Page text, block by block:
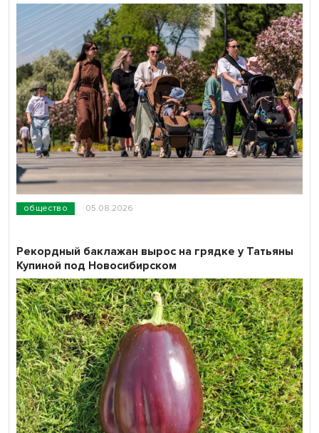
общество 05.08.2026
Рекордный баклажан вырос на грядке у Татьяны
Купиной под Новосибирском